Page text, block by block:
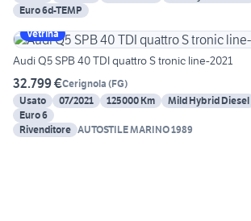
Euro 6d-TEMP
Vetrina
Audi Q5 SPB 40 TDI quattro S tronic line-2021
32.799 €Cerignola (FG)
Usato
07/2021 125000 Km Mild Hybrid Diesel
Euro 6
Rivenditore AUTOSTILE MARINO 1989